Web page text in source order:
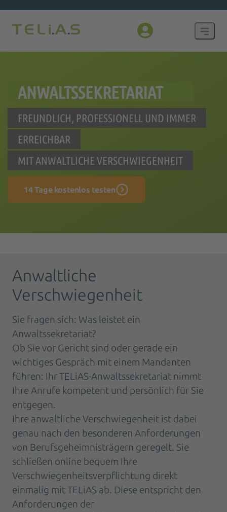
ANWALTSSEKRETARIAT
FREUNDLICH, PROFESSIONELL UND IMMER
ERREICHBAR
MIT ANWALTLICHE VERSCHWIEGENHEIT
14 Tage kostenlos testen
Anwaltliche
Verschwiegenheit
Sie fragen sich: Was leistet ein
Anwaltssekretariat?
Ob Sie vor Gericht sind oder gerade ein
wichtiges Gespräch mit einem Mandanten
führen: Ihr TELiAS-Anwaltssekretariat nimmt
Ihre Anrufe kompetent und persönlich für Sie
entgegen.
Ihre anwaltliche Verschwiegenheit ist dabei
genau nach den besonderen Anforderungen
von Berufsgeheimnisträgern geregelt. Sie
schließen online bequem Ihre
Verschwiegenheitsverpflichtung direkt
einmalig mit TELiAS ab. Diese entspricht den
Anforderungen der